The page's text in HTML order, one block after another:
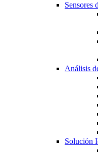
Sensores
Análisis
Solución